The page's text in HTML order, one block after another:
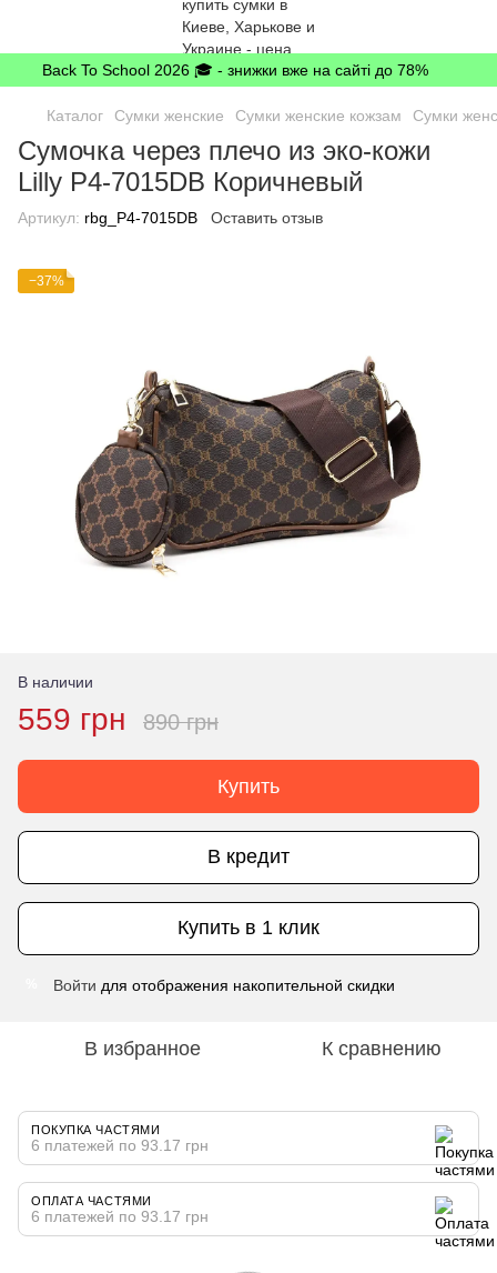
Back To School 2026 🎓 - знижки вже на сайті до 78%
Каталог Сумки женские Сумки женские кожзам Сумки
Сумочка через плечо из эко-кожи
Lilly P4-7015DB Коричневый
Артикул: rbg_P4-7015DB Оставить отзыв
−37%
В наличии
559 грн 890 грн
Купить
В кредит
Купить в 1 клик
Войти для отображения накопительной скидки
В избранное К сравнению
ПОКУПКА ЧАСТЯМИ
6 платежей по 93.17 грн
ОПЛАТА ЧАСТЯМИ
6 платежей по 93.17 грн